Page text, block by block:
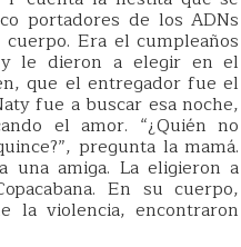
portadores de los ADNs
Era el cumpleaños
le dieron a elegir en el
que el entregador fue el
fue a buscar esa noche,
el amor. “¿Quién no
pregunta la mamá.
amiga. La eligieron a
En su cuerpo,
la violencia, encontraron